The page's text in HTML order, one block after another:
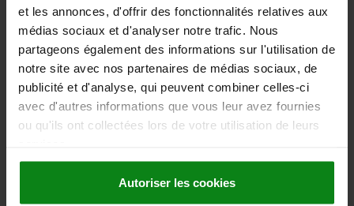
et les annonces, d'offrir des fonctionnalités relatives aux
médias sociaux et d'analyser notre trafic. Nous
partageons également des informations sur l'utilisation de
notre site avec nos partenaires de médias sociaux, de
publicité et d'analyse, qui peuvent combiner celles-ci
avec d'autres informations que vous leur avez fournies
ou qu'ils ont collectées lors de votre utilisation de leurs
Autoriser les cookies
ANGLE ALUMINIUM, TYPE I, BN=8
POUR RAINURE=8 MODÈLE=40 X 80 TYPE=I
Référence:
27,32 €
hors frais d’envoi
DÉTAILS